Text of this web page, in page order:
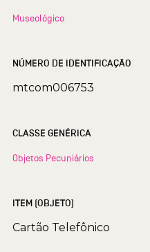
Museológico
NÚMERO DE IDENTIFICAÇÃO
mtcom006753
CLASSE GENÉRICA
Objetos Pecuniários
ITEM (OBJETO)
Cartão Telefônico